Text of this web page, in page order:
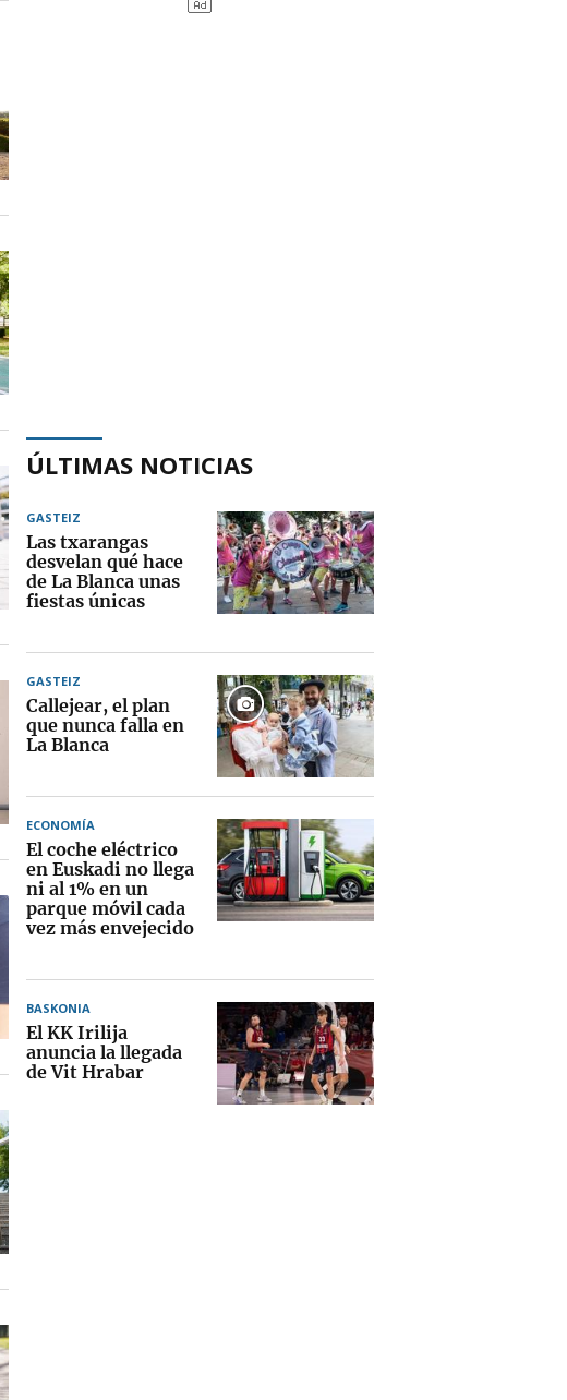
ÚLTIMAS NOTICIAS
GASTEIZ
Las txarangas
desvelan qué hace
de La Blanca unas
fiestas únicas
GASTEIZ
Callejear, el plan
que nunca falla en
La Blanca
ECONOMÍA
El coche eléctrico
en Euskadi no llega
ni al 1% en un
parque móvil cada
vez más envejecido
BASKONIA
El KK Irilija
anuncia la llegada
de Vit Hrabar